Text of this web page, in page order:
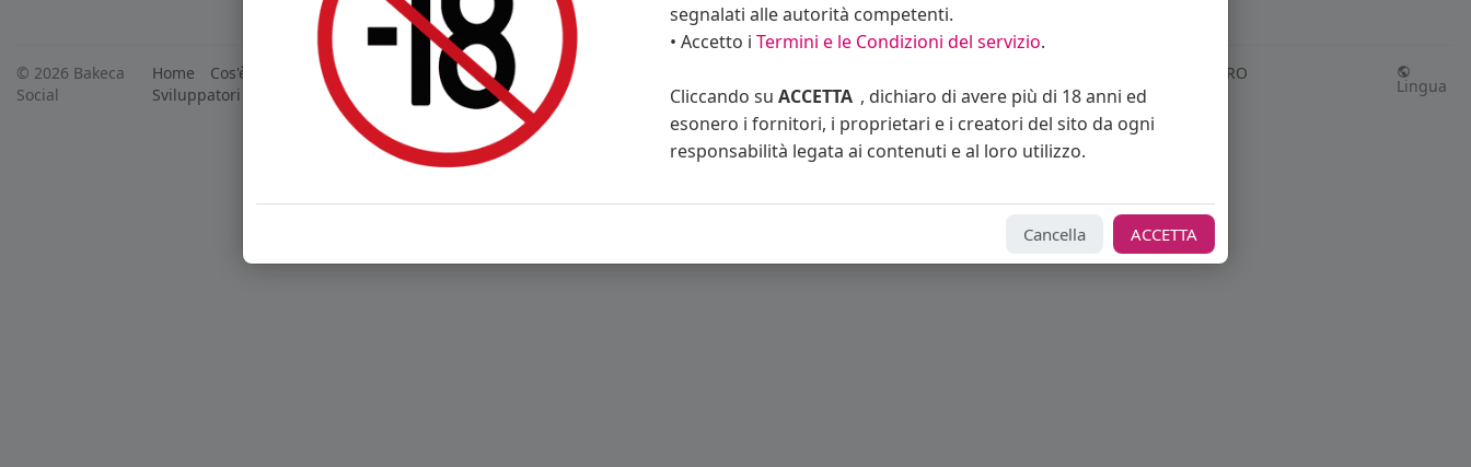
© 2026 Bakeca
Social
Home Cos'è BakecaSocial Mercatino Blog Eventi
Richiedi rimborso abbonamento PRO
Sviluppatori
Centro Assistenza Supporto Lingua
segnalati alle autorità competenti.
• Accetto i Termini e le Condizioni del servizio.
Cliccando su ACCETTA , dichiaro di avere più di 18 anni ed
esonero i fornitori, i proprietari e i creatori del sito da ogni
responsabilità legata ai contenuti e al loro utilizzo.
Cancella ACCETTA